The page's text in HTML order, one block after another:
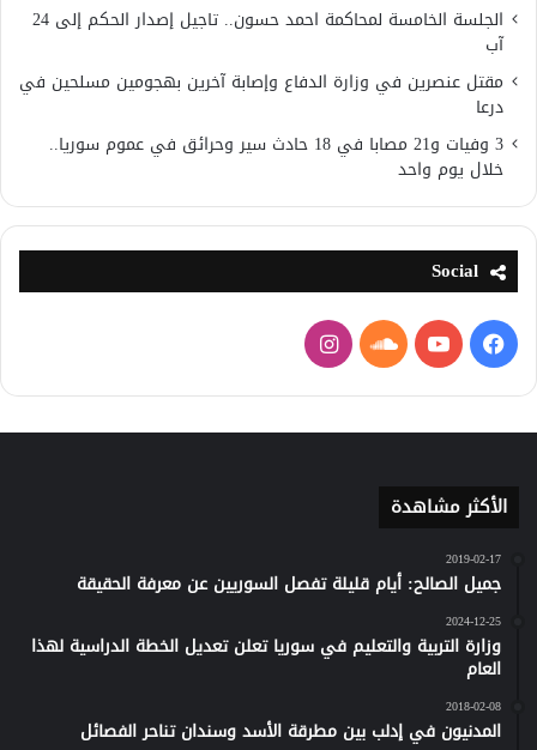
الجلسة الخامسة لمحاكمة احمد حسون.. تاجيل إصدار الحكم إلى 24
آب
مقتل عنصرين في وزارة الدفاع وإصابة آخرين بهجومين مسلحين في
درعا
3 وفيات و21 مصابا في 18 حادث سير وحرائق في عموم سوريا..
خلال يوم واحد
Social
فيسبوكيوتيوبساوند
كلاود
انستقرام
الأكثر مشاهدة
2019-02-17
جميل الصالح: أيام قليلة تفصل السوريين عن معرفة الحقيقة
2024-12-25
وزارة التربية والتعليم في سوريا تعلن تعديل الخطة الدراسية لهذا
العام
2018-02-08
المدنيون في إدلب بين مطرقة الأسد وسندان تناحر الفصائل